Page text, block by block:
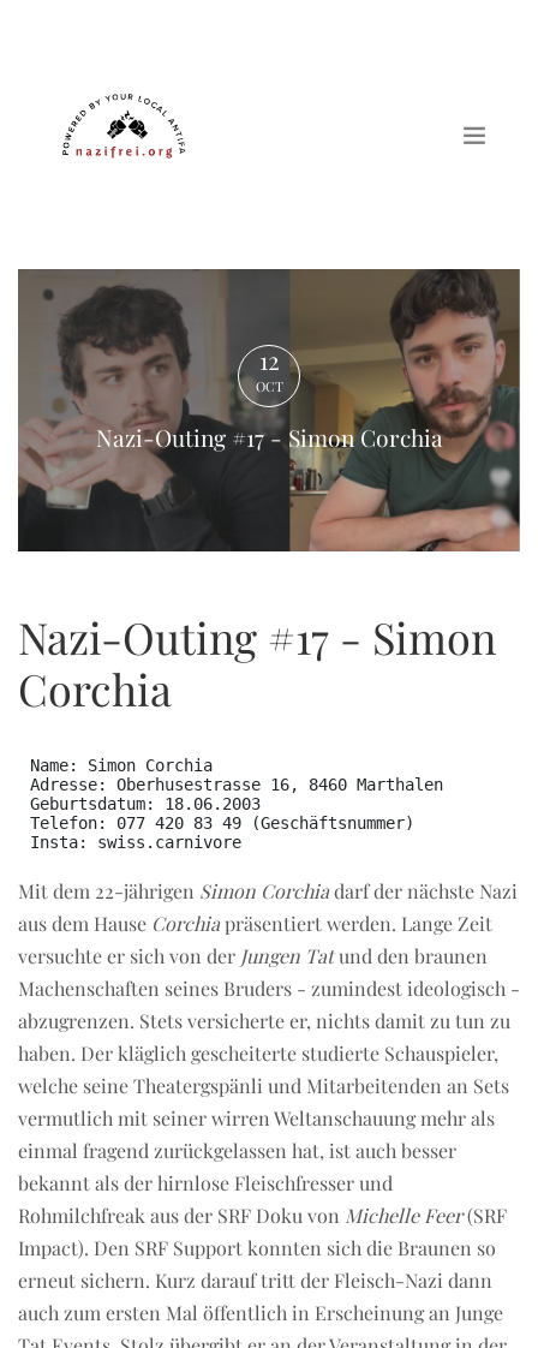
12
OCT
Nazi-Outing #17 - Simon Corchia
Nazi-Outing #17 - Simon
Corchia
Name: Simon Corchia
Adresse: Oberhusestrasse 16, 8460 Marthalen
Geburtsdatum: 18.06.2003
Telefon: 077 420 83 49 (Geschäftsnummer)
Mit dem 22-jährigen Simon Corchiadarf der nächste Nazi
aus dem Hause Corchiapräsentiert werden. Lange Zeit
versuchte er sich von der Jungen Tatund den braunen
Machenschaften seines Bruders - zumindest ideologisch -
abzugrenzen. Stets versicherte er, nichts damit zu tun zu
haben. Der kläglich gescheiterte studierte Schauspieler,
welche seine Theatergspänli und Mitarbeitenden an Sets
vermutlich mit seiner wirren Weltanschauung mehr als
einmal fragend zurückgelassen hat, ist auch besser
bekannt als der hirnlose Fleischfresser und
Rohmilchfreak aus der SRF Doku von Michelle Feer(SRF
Impact). Den SRF Support konnten sich die Braunen so
erneut sichern. Kurz darauf tritt der Fleisch-Nazi dann
auch zum ersten Mal öffentlich in Erscheinung an Junge